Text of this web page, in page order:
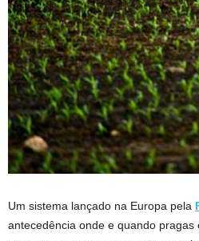
Um sistema lançado na Europa pela
antecedência onde e quando